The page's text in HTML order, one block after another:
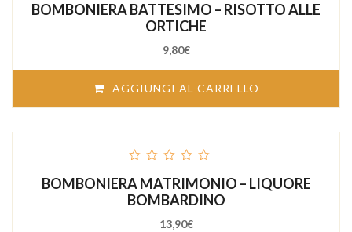
of
BOMBONIERA BATTESIMO – RISOTTO ALLE
ORTICHE
9,80€
AGGIUNGI AL CARRELLO
of
5
BOMBONIERA MATRIMONIO – LIQUORE
BOMBARDINO
13,90€